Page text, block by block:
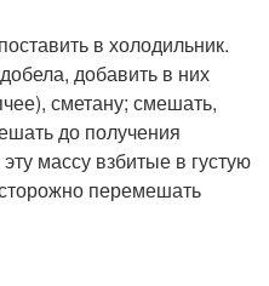
в холодильник.
добавить в них
сметану; смешать,
до получения
массу взбитые в густую
перемешать